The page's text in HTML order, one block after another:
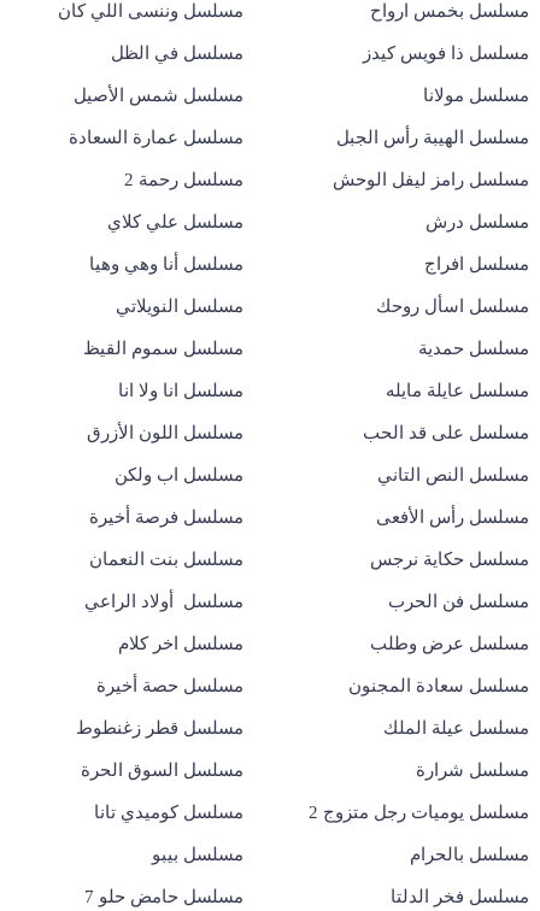
مسلسل بخمس ارواح مسلسل وننسى اللي كان
مسلسل ذا فويس كيدز مسلسل في الظل
مسلسل مولانا مسلسل شمس الأصيل
مسلسل الهيبة رأس الجبل مسلسل عمارة السعادة
مسلسل رامز ليفل الوحش مسلسل رحمة 2
مسلسل درش مسلسل علي كلاي
مسلسل افراج مسلسل أنا وهي وهيا
مسلسل اسأل روحك مسلسل النويلاتي
مسلسل حمدية مسلسل سموم القيظ
مسلسل عايلة مايله مسلسل انا ولا انا
مسلسل على قد الحب مسلسل اللون الأزرق
مسلسل النص التاني مسلسل اب ولكن
مسلسل رأس الأفعى مسلسل فرصة أخيرة
مسلسل حكاية نرجس مسلسل بنت النعمان
مسلسل فن الحرب مسلسل أولاد الراعي
مسلسل عرض وطلب مسلسل اخر كلام
مسلسل سعادة المجنون مسلسل حصة أخيرة
مسلسل عيلة الملك مسلسل قطر زغنطوط
مسلسل شرارة مسلسل السوق الحرة
مسلسل يوميات رجل متزوج 2 مسلسل كوميدي تانا
مسلسل بالحرام مسلسل بيبو
مسلسل فخر الدلتا مسلسل حامض حلو 7